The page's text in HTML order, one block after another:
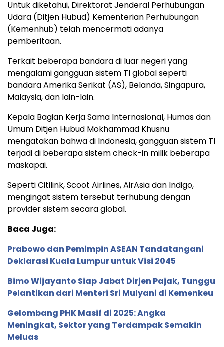
Untuk diketahui, Direktorat Jenderal Perhubungan
Udara (Ditjen Hubud) Kementerian Perhubungan
(Kemenhub) telah mencermati adanya
pemberitaan.
Terkait beberapa bandara di luar negeri yang
mengalami gangguan sistem TI global seperti
bandara Amerika Serikat (AS), Belanda, Singapura,
Malaysia, dan lain-lain.
Kepala Bagian Kerja Sama Internasional, Humas dan
Umum Ditjen Hubud Mokhammad Khusnu
mengatakan bahwa di Indonesia, gangguan sistem TI
terjadi di beberapa sistem check-in milik beberapa
maskapai.
Seperti Citilink, Scoot Airlines, AirAsia dan Indigo,
mengingat sistem tersebut terhubung dengan
provider sistem secara global.
Baca Juga:
Prabowo dan Pemimpin ASEAN Tandatangani
Deklarasi Kuala Lumpur untuk Visi 2045
Bimo Wijayanto Siap Jabat Dirjen Pajak, Tunggu
Pelantikan dari Menteri Sri Mulyani di Kemenkeu
Gelombang PHK Masif di 2025: Angka
Meningkat, Sektor yang Terdampak Semakin
Meluas